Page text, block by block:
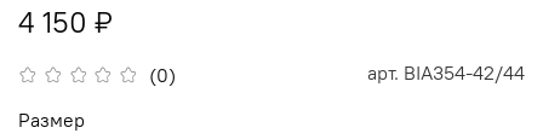
(0) арт. BIA354-42/44
4 150 ₽
Размер